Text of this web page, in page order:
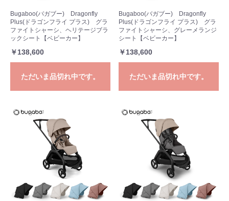
Bugaboo(バガブー) Dragonfly
Plus(ドラゴンフライ プラス) グラ
ファイトシャーシ、ヘリテージブラ
ックシート【ベビーカー】
￥138,600
ただいま品切れ中です。
Bugaboo(バガブー) Dragonfly
Plus(ドラゴンフライ プラス) グラ
ファイトシャーシ、グレーメランジ
シート【ベビーカー】
￥138,600
ただいま品切れ中です。